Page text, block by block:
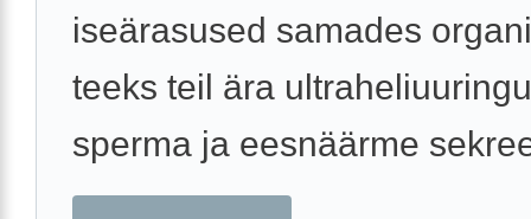
iseärasused samades
teeks teil ära
sperma ja eesnäärme